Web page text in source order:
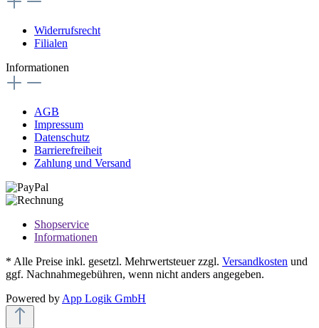
Widerrufsrecht
Filialen
Informationen
AGB
Impressum
Datenschutz
Barrierefreiheit
Zahlung und Versand
Shopservice
Informationen
* Alle Preise inkl. gesetzl. Mehrwertsteuer zzgl. Versandkosten und
ggf. Nachnahmegebühren, wenn nicht anders angegeben.
Powered by App Logik GmbH